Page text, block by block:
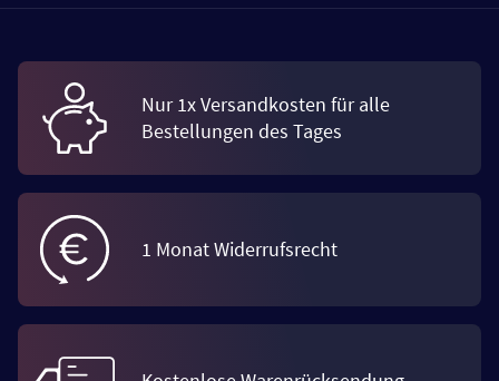
Nur 1x Versandkosten für alle
Bestellungen des Tages
1 Monat Widerrufsrecht